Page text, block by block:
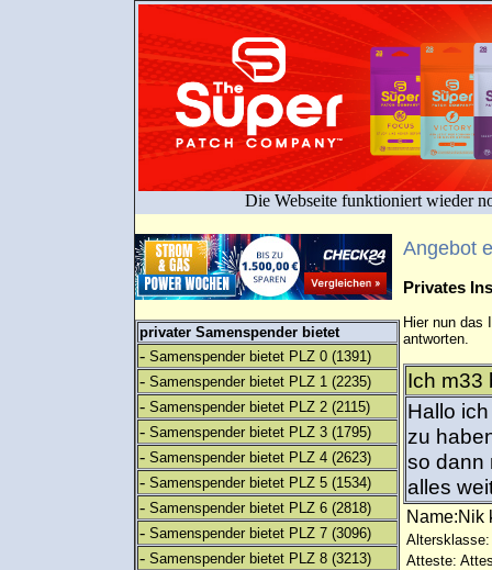
Die Webseite funktioniert wieder
privater Samenspender bietet
- Samenspender bietet PLZ 0 (1391)
- Samenspender bietet PLZ 1 (2235)
- Samenspender bietet PLZ 2 (2115)
- Samenspender bietet PLZ 3 (1795)
- Samenspender bietet PLZ 4 (2623)
- Samenspender bietet PLZ 5 (1534)
- Samenspender bietet PLZ 6 (2818)
- Samenspender bietet PLZ 7 (3096)
- Samenspender bietet PLZ 8 (3213)
Angebot
Privates
Hier nun das
antworten.
Ich m33
Hallo
zu
so dann
alles
Altersklasse:
Atteste: